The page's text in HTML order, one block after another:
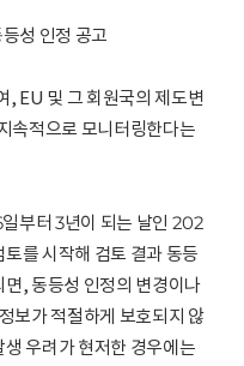
성 인정 공고
, EU 및 그 회원국의 제도변
속적으로 모니터링한다는
부터 3년이 되는 날인 202
를 시작해 검토 결과 동등
, 동등성 인정의 변경이나
보가 적절하게 보호되지 않
우려가 현저한 경우에는